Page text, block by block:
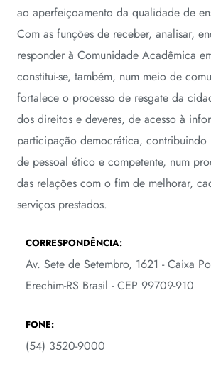
ao aperfeiçoamento da qualidade de
Com as funções de receber, analisar,
responder à Comunidade Acadêmica
constitui-se, também, num meio de
fortalece o processo de resgate da
dos direitos e deveres, de acesso à
participação democrática, contribuindo
de pessoal ético e competente, num
das relações com o fim de melhorar,
serviços prestados.
CORRESPONDÊNCIA:
Av. Sete de Setembro, 1621 - Caixa
Erechim-RS Brasil - CEP 99709-910
FONE:
(54) 3520-9000